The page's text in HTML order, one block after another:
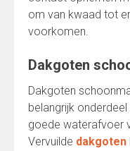
om van kwaad tot
voorkomen.
Dakgoten
Dakgoten
belangrijk
goede waterafvoer
Vervuilde dakgoten